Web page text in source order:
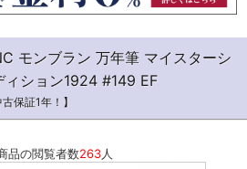
モンブラン 万年筆 マイスターシ
ィション1924 #149 EF
保証1年！】
品の閲覧者数263人